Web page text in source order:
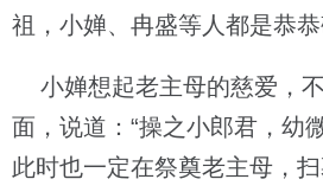
祖，小婵、冉盛等人都是恭恭
小婵想起老主母的慈爱，
面，说道：“操之小郎君，幼
此时也一定在祭奠老主母，